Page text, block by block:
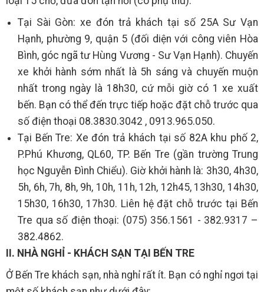
Tại Sài Gòn: xe đón trả khách tại số 25A Sư Vạn
Hạnh, phường 9, quận 5 (đối diện với công viên Hòa
Bình, góc ngã tư Hùng Vương - Sư Vạn Hạnh). Chuyến
xe khởi hành sớm nhất là 5h sáng và chuyến muộn
nhất trong ngày là 18h30, cứ mỗi giờ có 1 xe xuất
bến. Bạn có thể đến trực tiếp hoặc đặt chỗ trước qua
số điện thoại 08.3830.3042 , 0913.965.050.
Tại Bến Tre: Xe đón trả khách tại số 82A khu phố 2,
P.Phú Khương, QL60, TP. Bến Tre (gần trường Trung
học Nguyễn Đình Chiểu). Giờ khởi hành là: 3h30, 4h30,
5h, 6h, 7h, 8h, 9h, 10h, 11h, 12h, 12h45, 13h30, 14h30,
15h30, 16h30, 17h30. Liên hệ đặt chỗ trước tại Bến
Tre qua số điện thoại: (075) 356.1561 - 382.9317 –
382.4862.
II. NHÀ NGHỈ - KHÁCH SẠN TẠI BẾN TRE
Ở Bến Tre khách sạn, nhà nghỉ rất ít. Bạn có nghỉ ngơi tại